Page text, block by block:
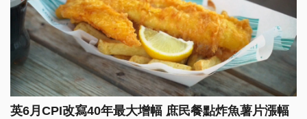
英6月CPI改寫40年最大增幅 庶民餐點炸魚薯片漲幅